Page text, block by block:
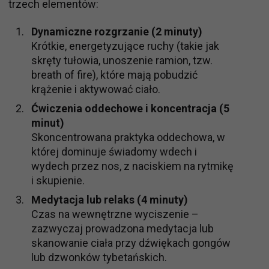
trzech elementów:
Dynamiczne rozgrzanie (2 minuty)
Krótkie, energetyzujące ruchy (takie jak
skręty tułowia, unoszenie ramion, tzw.
breath of fire), które mają pobudzić
krążenie i aktywować ciało.
Ćwiczenia oddechowe i koncentracja (5
minut)
Skoncentrowana praktyka oddechowa, w
której dominuje świadomy wdech i
wydech przez nos, z naciskiem na rytmikę
i skupienie.
Medytacja lub relaks (4 minuty)
Czas na wewnętrzne wyciszenie –
zazwyczaj prowadzona medytacja lub
skanowanie ciała przy dźwiękach gongów
lub dzwonków tybetańskich.